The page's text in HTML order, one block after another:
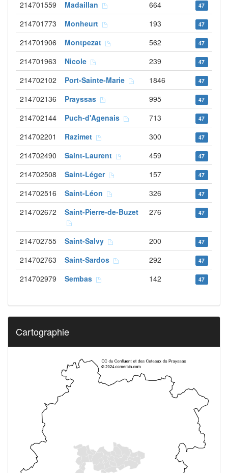
214701559 Madaillan 664 47
214701773 Monheurt 193 47
214701906 Montpezat 562 47
214701963 Nicole 239 47
214702102 Port-Sainte-Marie 1846 47
214702136 Prayssas 995 47
214702144 Puch-d'Agenais 713 47
214702201 Razimet 300 47
214702490 Saint-Laurent 459 47
214702508 Saint-Léger 157 47
214702516 Saint-Léon 326 47
214702672 Saint-Pierre-de-Buzet 276 47
214702755 Saint-Salvy 200 47
214702763 Saint-Sardos 292 47
214702979 Sembas 142 47
Cartographie